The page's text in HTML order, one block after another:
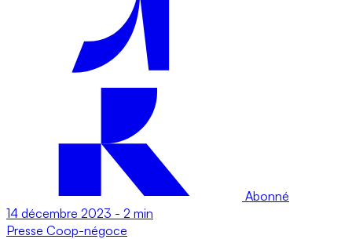
Abonné
14 décembre 2023 - 2 min
Presse Coop-négoce